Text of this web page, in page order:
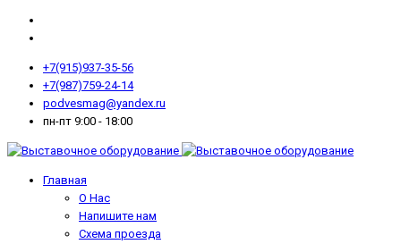
+7(915)937-35-56
+7(987)759-24-14
podvesmag@yandex.ru
пн-пт 9:00 - 18:00
Главная
О Нас
Напишите нам
Схема проезда